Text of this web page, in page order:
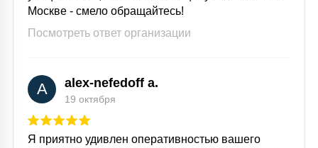
Москве - смело обращайтесь!
Посмотреть ответ организации
A alex-nefedoff a.
19 октября
Я приятно удивлен оперативностью вашего